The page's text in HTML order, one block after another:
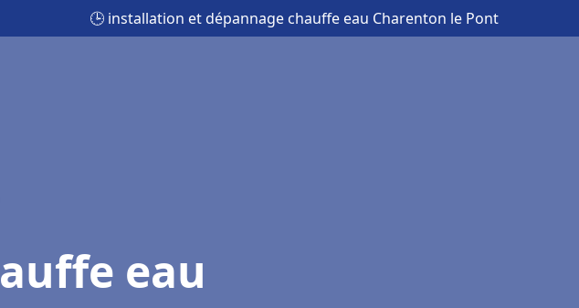
🕒 installation et dépannage chauffe eau Charenton le Pont
eau